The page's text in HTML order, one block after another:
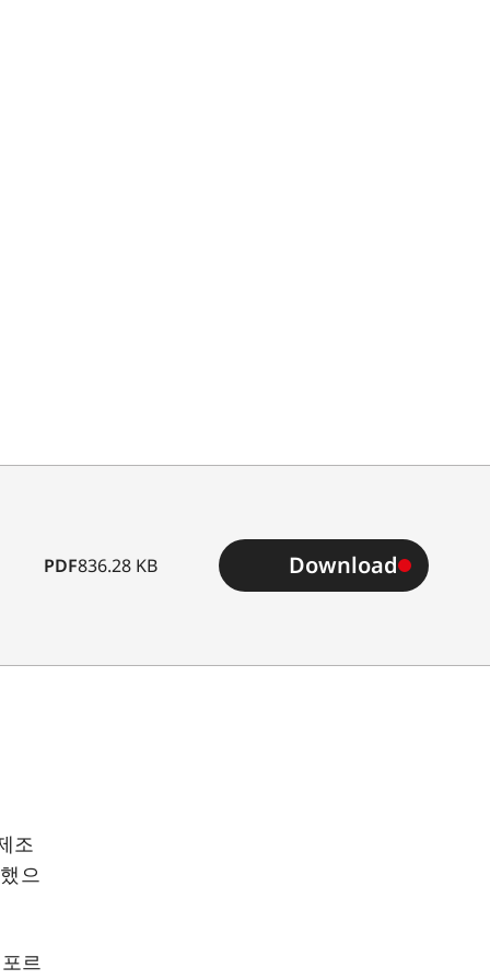
PDF836.28 KB Download
조
으
르